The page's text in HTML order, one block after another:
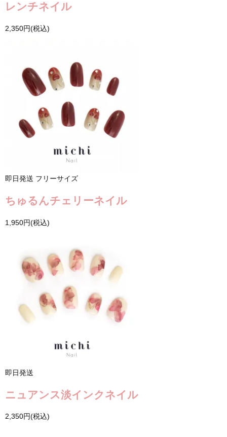
レンチネイル
2,350円(税込)
即日発送 フリーサイズ
ちゅるんチェリーネイル
1,950円(税込)
即日発送
ニュアンス淡インクネイル
2,350円(税込)